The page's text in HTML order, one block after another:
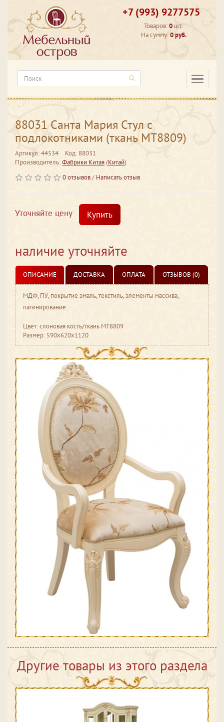
+7 (993) 9277575
Товаров:0 шт.
На сумму:0 руб.
88031 Санта Мария Стул с
подлокотниками (ткань МТ8809)
Артикул: 44534
Код: 88031
Производитель:Фабрики Китая(Китай)
0 отзывов/ Написать отзыв
Уточняйте цену Купить
наличие уточняйте
ОПИСАНИЕ ДОСТАВКА ОПЛАТА ОТЗЫВОВ (0)
МДФ, ПУ, покрытие эмаль, текстиль, элементы массива,
патинирование
Цвет: слоновая кость/ткань МТ8809
Размер: 590x620x1120
Другие товары из этого раздела